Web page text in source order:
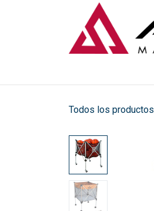
Todos los productos